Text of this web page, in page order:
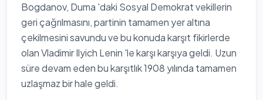
Bogdanov, Duma 'daki Sosyal Demokrat vekillerin
geri çağrılmasını, partinin tamamen yer altına
çekilmesini savundu ve bu konuda karşıt fikirlerde
olan Vladimir Ilyich Lenin 'le karşı karşıya geldi. Uzun
süre devam eden bu karşıtlık 1908 yılında tamamen
uzlaşmaz bir hale geldi.